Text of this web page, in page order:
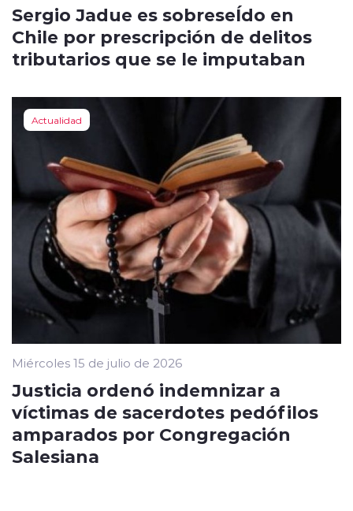
Sergio Jadue es sobreseÍdo en
Chile por prescripción de delitos
tributarios que se le imputaban
Actualidad
Miércoles 15 de julio de 2026
Justicia ordenó indemnizar a
víctimas de sacerdotes pedófilos
amparados por Congregación
Salesiana